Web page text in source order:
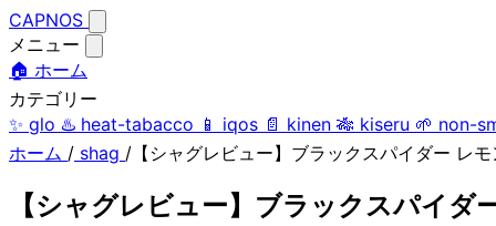
CAPNOS
メニュー
🏠 ホーム
カテゴリー
✨ glo ♨️ heat-tabacco 📱 iqos 📄 kinen 🎋 kiseru 🌱 non-
ホーム / shag / 【シャグレビュー】ブラックスパイダー レ
【シャグレビュー】ブラックスパイ